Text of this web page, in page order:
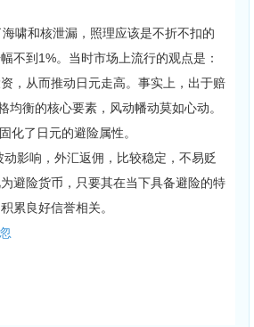
和核泄漏，照理应该是不折不扣的
不到1%。当时市场上流行的观点是：
，从而推动日元走高。事实上，出于赔
衡的核心要素，风动幡动莫如心动。
化了日元的避险属性。
影响，外汇返佣，比较稳定，不易贬
避险货币，只要其在当下具备避险的特
累良好信誉相关。